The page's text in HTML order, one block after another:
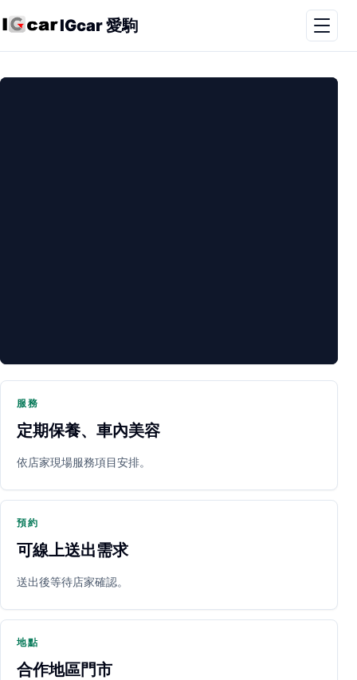
IGcar 愛駒
PARTNER SHOP
立即預約 開啟地圖 其他店家
服務
定期保養、車內美容
依店家現場服務項目安排。
預約
可線上送出需求
送出後等待店家確認。
地點
合作地區門市